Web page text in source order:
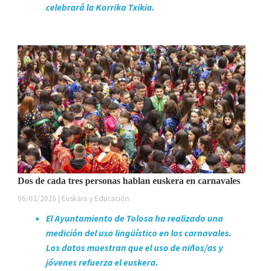
celebrará la Korrika Txikia.
Dos de cada tres personas hablan euskera en carnavales
06/02/2026 | Euskara y Educación
El Ayuntamiento de Tolosa ha realizado una
medición del uso lingüístico en los carnavales.
Los datos muestran que el uso de niños/as y
jóvenes refuerza el euskera.